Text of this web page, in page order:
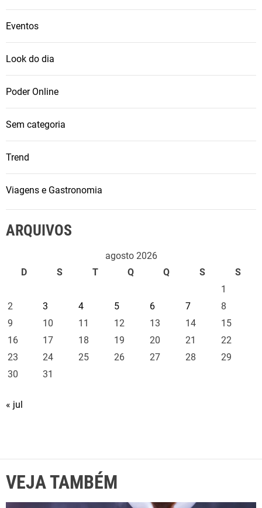
Eventos
Look do dia
Poder Online
Sem categoria
Trend
Viagens e Gastronomia
ARQUIVOS
agosto 2026
D
S T Q Q S
S
1
2
3 4 5 6 7
8
9
10 11 12 13 14
15
16
17 18 19 20 21
22
23
24 25 26 27 28
29
30
31
« jul
VEJA TAMBÉM